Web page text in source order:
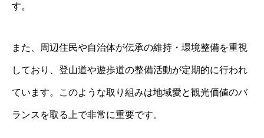
す。
また、周辺住民や自治体が伝承の維持・環境整備を重視
しており、登山道や遊歩道の整備活動が定期的に行われ
ています。このような取り組みは地域愛と観光価値のバ
ランスを取る上で非常に重要です。